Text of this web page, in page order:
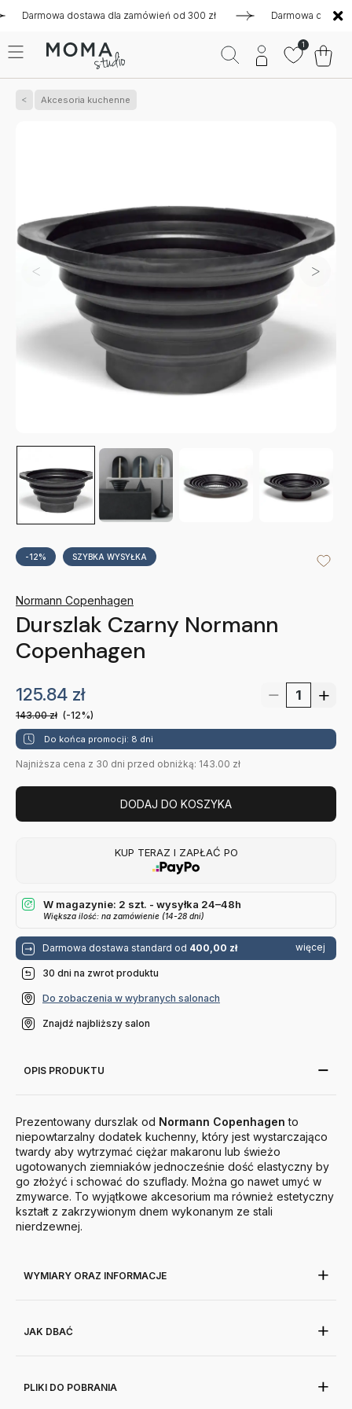
dostawa dla zamówień od 300 zł Darmowa dostawa
1
Akcesoria kuchenne
-12% SZYBKA WYSYŁKA
Normann Copenhagen
Durszlak Czarny Normann
Copenhagen
125.84 zł
143.00zł (-12%)
Do końca promocji: 8 dni
Najniższa cena z 30 dni przed obniżką: 143.00 zł
DODAJ DO KOSZYKA
KUP TERAZ I ZAPŁAĆ PO
W magazynie: 2 szt. - wysyłka 24–48h
Większa ilość: na zamówienie (14-28 dni)
Darmowa dostawa standard od 400,00 zł więcej
30 dni na zwrot produktu
Do zobaczenia w wybranych salonach
Znajdź najbliższy salon
OPIS PRODUKTU
Prezentowany durszlak od Normann Copenhagen to
niepowtarzalny dodatek kuchenny, który jest wystarczająco
twardy aby wytrzymać ciężar makaronu lub świeżo
ugotowanych ziemniaków jednocześnie dość elastyczny by
go złożyć i schować do szuflady. Można go nawet umyć w
zmywarce. To wyjątkowe akcesorium ma również estetyczny
kształt z zakrzywionym dnem wykonanym ze stali
nierdzewnej.
WYMIARY ORAZ INFORMACJE
JAK DBAĆ
PLIKI DO POBRANIA